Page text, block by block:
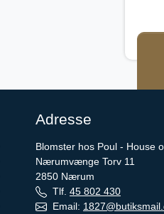
Adresse
Blomster hos Poul - House
Nærumvænge Torv 11
2850 Nærum
Tlf. 45 802 430
Email: